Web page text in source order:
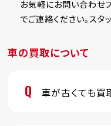
お気軽にお問い合わせ
でご連絡ください。スタ
車の買取について
Q 車が古くても買